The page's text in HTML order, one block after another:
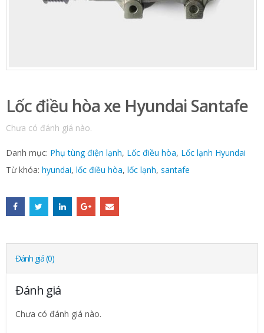
Lốc điều hòa xe Hyundai Santafe
Chưa có đánh giá nào.
Danh mục: Phụ tùng điện lạnh, Lốc điều hòa, Lốc lạnh Hyundai
Từ khóa: hyundai, lốc điều hòa, lốc lạnh, santafe
Đánh giá (0)
Đánh giá
Chưa có đánh giá nào.